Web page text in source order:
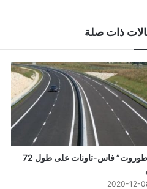
ذات صلة
“لوطوروت” فاس-تاونات على طول 72
2020-12-